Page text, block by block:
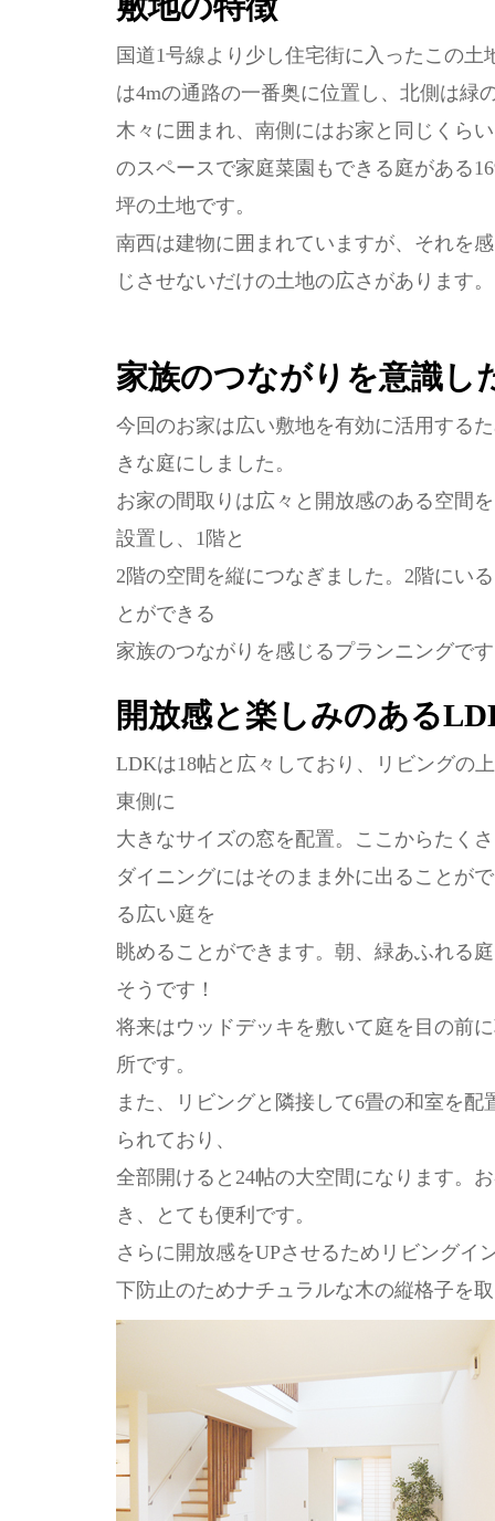
国道1号線より少し住宅街に入ったこの土
は4mの通路の一番奥に位置し、北側は緑
木々に囲まれ、南側にはお家と同じくらい
のスペースで家庭菜園もできる庭がある
坪の土地です。
南西は建物に囲まれていますが、それを感
じさせないだけの土地の広さがあります。
家族のつながりを意識し
今回のお家は広い敷地を有効に活用する
きな庭にしました。
お家の間取りは広々と開放感のある空間
設置し、1階と
2階の空間を縦につなぎました。2階にい
とができる
家族のつながりを感じるプランニングで
開放感と楽しみのある
LDKは18帖と広々しており、リビングの
東側に
大きなサイズの窓を配置。ここからたく
ダイニングにはそのまま外に出ることが
る広い庭を
眺めることができます。朝、緑あふれる
そうです！
将来はウッドデッキを敷いて庭を目の前
所です。
また、リビングと隣接して6畳の和室を
られており、
全部開けると24帖の大空間になります。
き、とても便利です。
さらに開放感をUPさせるためリビングイ
下防止のためナチュラルな木の縦格子を